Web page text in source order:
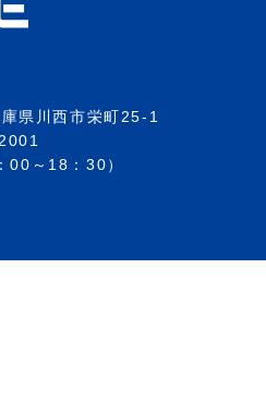
県川西市栄町25-1
00～18：30）